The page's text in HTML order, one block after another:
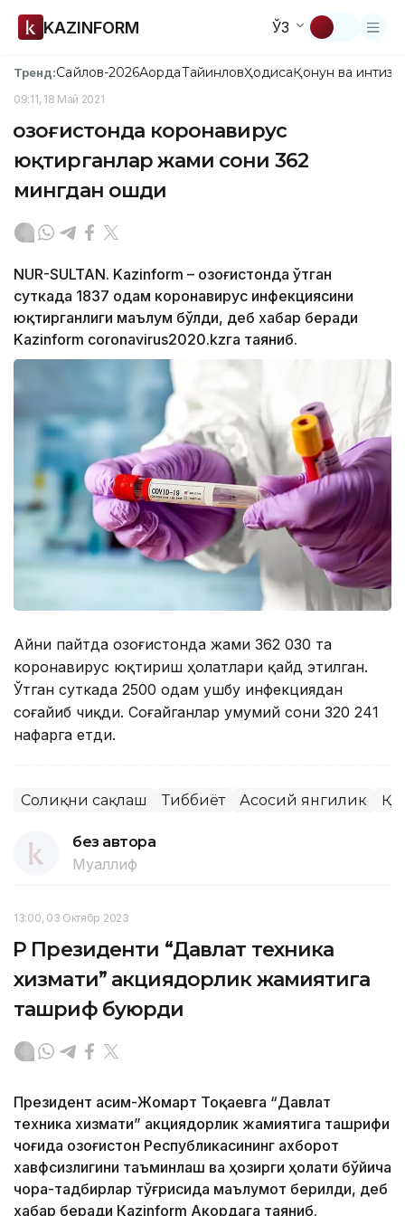
KAZINFORM ЎЗ
Тренд:Сайлов-2026АқордаТайинловҲодисаҚонун ва
09:11, 18 Май 2021
Қозоғистонда коронавирус
юқтирганлар жами сони 362
мингдан ошди
NUR-SULTAN. Kazinform – Қозоғистонда ўтган
суткада 1837 одам коронавирус инфекциясини
юқтирганлиги маълум бўлди, деб хабар беради
Kazinform coronavirus2020.kzга таяниб.
Айни пайтда Қозоғистонда жами 362 030 та
коронавирус юқтириш ҳолатлари қайд этилган.
Ўтган суткада 2500 одам ушбу инфекциядан
соғайиб чиқди. Соғайганлар умумий сони 320 241
нафарга етди.
Соғлиқни сақлаш Тиббиёт Асосий янгилик ҚР
без автора
Муаллиф
13:00, 03 Октябр 2023
ҚР Президенти “Давлат техника
хизмати” акциядорлик жамиятига
ташриф буюрди
Президент Қасим-Жомарт Тоқаевга “Давлат
техника хизмати” акциядорлик жамиятига ташрифи
чоғида Қозоғистон Республикасининг ахборот
хавфсизлигини таъминлаш ва ҳозирги ҳолати бўйича
чора-тадбирлар тўғрисида маълумот берилди, деб
хабар беради Каzinform Акордага таяниб.